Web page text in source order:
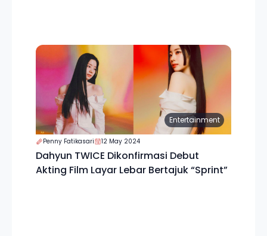
Entertainment
Penny Fatikasari 12 May 2024
Dahyun TWICE Dikonfirmasi Debut
Akting Film Layar Lebar Bertajuk “Sprint”